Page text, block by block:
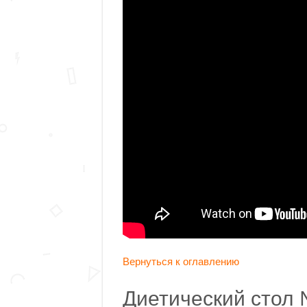
Вернуться к оглавлению
Диетический